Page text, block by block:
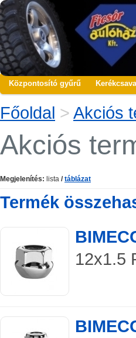
Központosító gyűrű
Főoldal > Akciós
Akciós
Megjelenítés: lista / táblázat
Termék
12x1.5